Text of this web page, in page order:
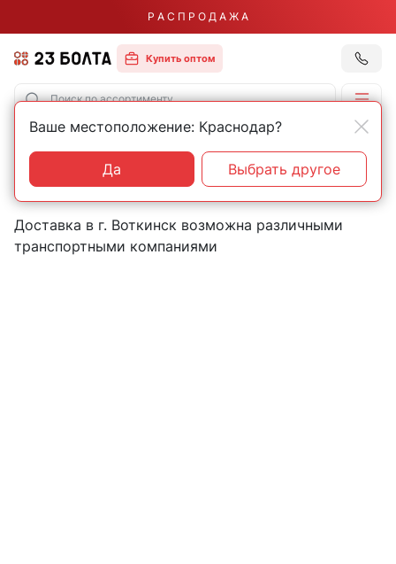
Р А С П Р О Д А Ж А
Купить оптом
Главная Контакты Воткинск
Пункты выдачи товаров в
городе Воткинск
Доставка в г. Воткинск возможна различными
транспортными компаниями
Ваше местоположение: Краснодар?
Да Выбрать другое